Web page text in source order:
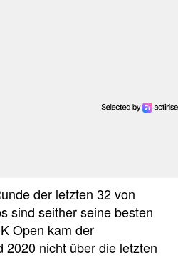
der letzten 32 von
sind seither seine besten
Open kam der
2020 nicht über die letzten